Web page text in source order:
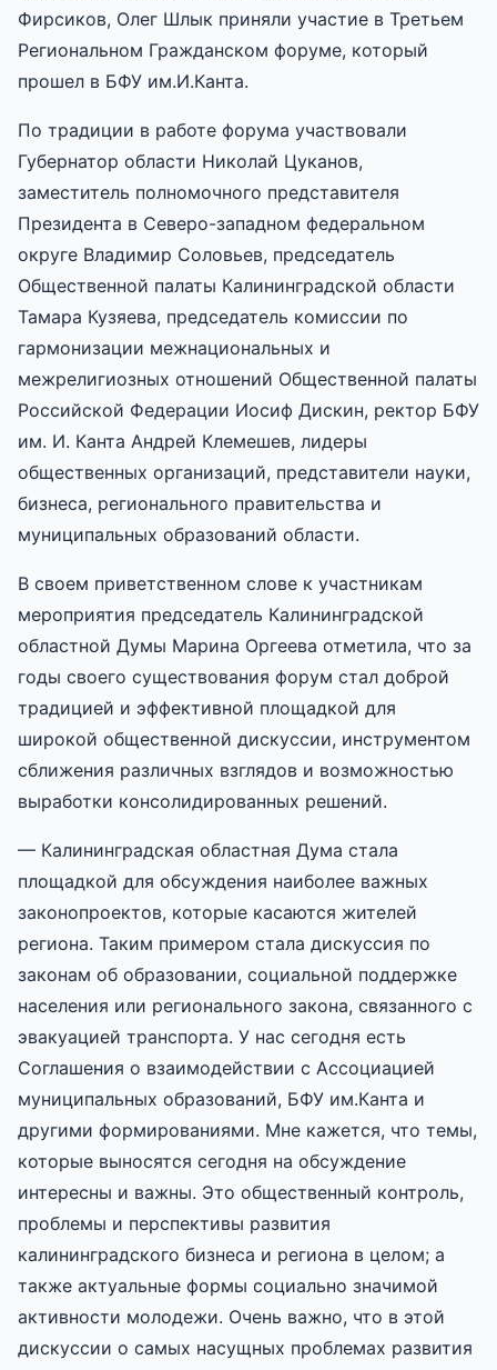
Фирсиков, Олег Шлык приняли участие в Третьем
Региональном Гражданском форуме, который
прошел в БФУ им.И.Канта.
По традиции в работе форума участвовали
Губернатор области Николай Цуканов,
заместитель полномочного представителя
Президента в Северо-западном федеральном
округе Владимир Соловьев, председатель
Общественной палаты Калининградской области
Тамара Кузяева, председатель комиссии по
гармонизации межнациональных и
межрелигиозных отношений Общественной палаты
Российской Федерации Иосиф Дискин, ректор БФУ
им. И. Канта Андрей Клемешев, лидеры
общественных организаций, представители науки,
бизнеса, регионального правительства и
муниципальных образований области.
В своем приветственном слове к участникам
мероприятия председатель Калининградской
областной Думы Марина Оргеева отметила, что за
годы своего существования форум стал доброй
традицией и эффективной площадкой для
широкой общественной дискуссии, инструментом
сближения различных взглядов и возможностью
выработки консолидированных решений.
— Калининградская областная Дума стала
площадкой для обсуждения наиболее важных
законопроектов, которые касаются жителей
региона. Таким примером стала дискуссия по
законам об образовании, социальной поддержке
населения или регионального закона, связанного с
эвакуацией транспорта. У нас сегодня есть
Соглашения о взаимодействии с Ассоциацией
муниципальных образований, БФУ им.Канта и
другими формированиями. Мне кажется, что темы,
которые выносятся сегодня на обсуждение
интересны и важны. Это общественный контроль,
проблемы и перспективы развития
калининградского бизнеса и региона в целом; а
также актуальные формы социально значимой
активности молодежи. Очень важно, что в этой
дискуссии о самых насущных проблемах развития